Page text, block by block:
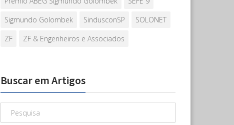
Sigmundo Golombek
SindusconSP
SOLONET
ZF
ZF & Engenheiros e Associados
Buscar em Artigos